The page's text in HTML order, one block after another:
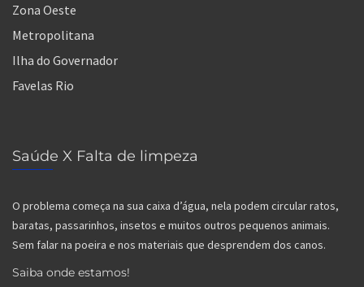
Zona Oeste
Metropolitana
Ilha do Governador
Favelas Rio
Saúde X Falta de limpeza
O problema começa na sua caixa d’água, nela podem circular ratos,
baratas, passarinhos, insetos e muitos outros pequenos animais.
Sem falar na poeira e nos materiais que desprendem dos canos.
Saiba onde estamos!